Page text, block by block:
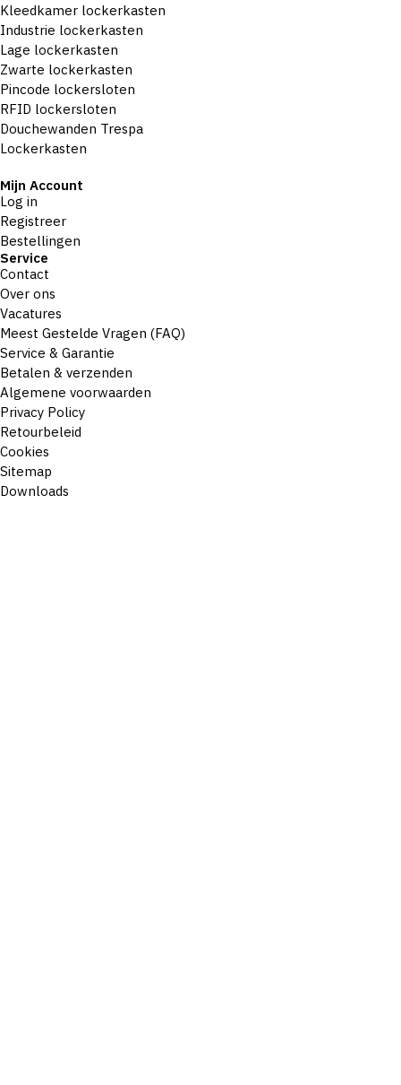
Kleedkamer lockerkasten
Industrie lockerkasten
Lage lockerkasten
Zwarte lockerkasten
Pincode lockersloten
RFID lockersloten
Douchewanden Trespa
Lockerkasten
Mijn Account
Log in
Registreer
Bestellingen
Service
Contact
Over ons
Vacatures
Meest Gestelde Vragen (FAQ)
Service & Garantie
Betalen & verzenden
Algemene voorwaarden
Privacy Policy
Retourbeleid
Cookies
Sitemap
Downloads